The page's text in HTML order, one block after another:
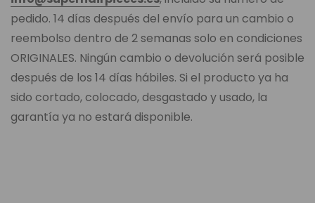
pedido. 14 días después del envío para un cambio o
reembolso dentro de 2 semanas solo en condiciones
ORIGINALES. Ningún cambio o devolución será posible
después de los 14 días hábiles. Si el producto ya ha
sido cortado, colocado, desgastado y usado, la
garantía ya no estará disponible.